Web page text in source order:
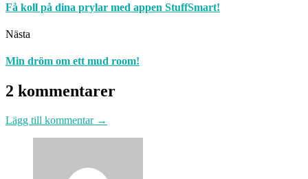
Få koll på dina prylar med appen StuffSmart!
Nästa
Min dröm om ett mud room!
2 kommentarer
Lägg till kommentar →